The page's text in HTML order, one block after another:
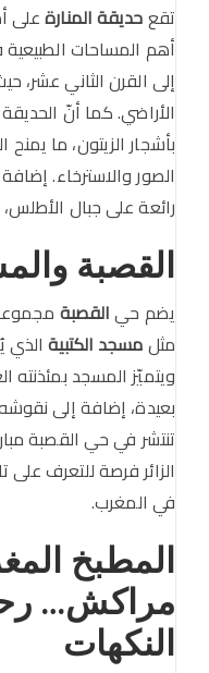
تقعحديقة المنارةعلى
أهم المساحات الطبيعية
إلى القرن الثاني عشر،
الأراضي. كما أنّ الحديقة
بأشجار الزيتون، ما
الصور والاسترخاء.
رائعة على جبال
القصبة
يضم حيالقصبة
مثلمسجد الكتبيةالذي
ويتميّز المسجد
بعيدة، إضافة إلى
تنتشر في حي القصبة
الزائر فرصة للتعرف
في المغرب.
المطبخ
مراكش…
النكهات